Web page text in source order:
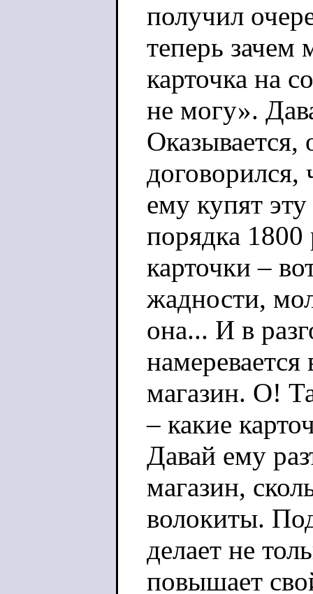
получил
теперь
карточка на
не могу».
Оказывается,
ему купят
порядка 1800
карточки –
жадности,
она... И в
магазин. О!
– какие
Давай ему
магазин,
волокиты.
делает не
повышает